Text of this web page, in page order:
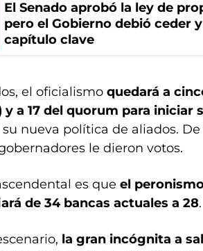
El Senado aprobó la ley de
pero el Gobierno debió ceder
capítulo clave
el oficialismo quedará a
a 17 del quorum para iniciar
nueva política de aliados.
le dieron votos.
es que el
de 34 bancas actuales a 28.
la gran incógnita a